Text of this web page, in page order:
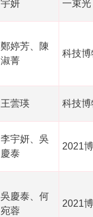
宇妍
一束光
鄭婷芳、陳
淑菁
科技博
王蕓瑛 科技博
李宇妍、吳
慶泰
2021
吳慶泰、何
宛蓉
2021